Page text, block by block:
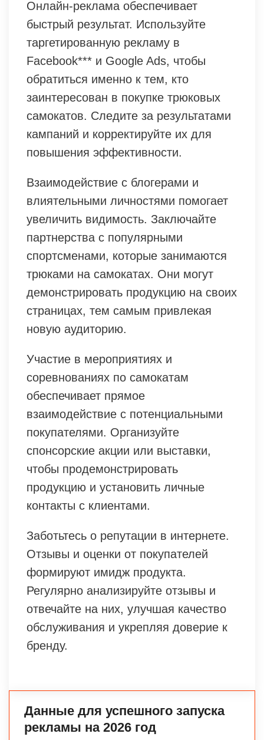
Онлайн-реклама обеспечивает
быстрый результат. Используйте
таргетированную рекламу в
Facebook*** и Google Ads, чтобы
обратиться именно к тем, кто
заинтересован в покупке трюковых
самокатов. Следите за результатами
кампаний и корректируйте их для
повышения эффективности.
Взаимодействие с блогерами и
влиятельными личностями помогает
увеличить видимость. Заключайте
партнерства с популярными
спортсменами, которые занимаются
трюками на самокатах. Они могут
демонстрировать продукцию на своих
страницах, тем самым привлекая
новую аудиторию.
Участие в мероприятиях и
соревнованиях по самокатам
обеспечивает прямое
взаимодействие с потенциальными
покупателями. Организуйте
спонсорские акции или выставки,
чтобы продемонстрировать
продукцию и установить личные
контакты с клиентами.
Заботьтесь о репутации в интернете.
Отзывы и оценки от покупателей
формируют имидж продукта.
Регулярно анализируйте отзывы и
отвечайте на них, улучшая качество
обслуживания и укрепляя доверие к
бренду.
Данные для успешного запуска
рекламы на 2026 год